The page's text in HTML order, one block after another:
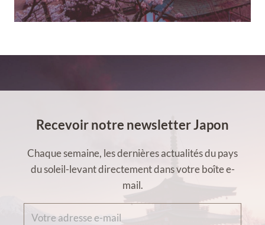
Recevoir notre newsletter Japon
Chaque semaine, les dernières actualités du pays
du soleil-levant directement dans votre boîte e-
mail.